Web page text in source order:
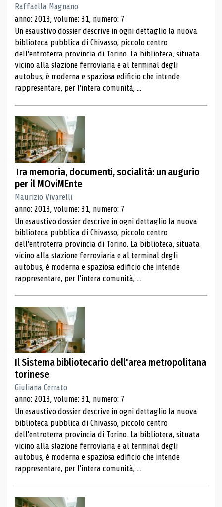
Raffaella Magnano
anno: 2013, volume: 31, numero: 7
Un esaustivo dossier descrive in ogni dettaglio la nuova
biblioteca pubblica di Chivasso, piccolo centro
dell'entroterra provincia di Torino. La biblioteca, situata
vicino alla stazione ferroviaria e al terminal degli
autobus, è moderna e spaziosa edificio che intende
rappresentare, per l'intera comunità, ...
Tra memoria, documenti, socialità: un augurio
per il MOviMEnte
Maurizio Vivarelli
anno: 2013, volume: 31, numero: 7
Un esaustivo dossier descrive in ogni dettaglio la nuova
biblioteca pubblica di Chivasso, piccolo centro
dell'entroterra provincia di Torino. La biblioteca, situata
vicino alla stazione ferroviaria e al terminal degli
autobus, è moderna e spaziosa edificio che intende
rappresentare, per l'intera comunità, ...
Il Sistema bibliotecario dell'area metropolitana
torinese
Giuliana Cerrato
anno: 2013, volume: 31, numero: 7
Un esaustivo dossier descrive in ogni dettaglio la nuova
biblioteca pubblica di Chivasso, piccolo centro
dell'entroterra provincia di Torino. La biblioteca, situata
vicino alla stazione ferroviaria e al terminal degli
autobus, è moderna e spaziosa edificio che intende
rappresentare, per l'intera comunità, ...